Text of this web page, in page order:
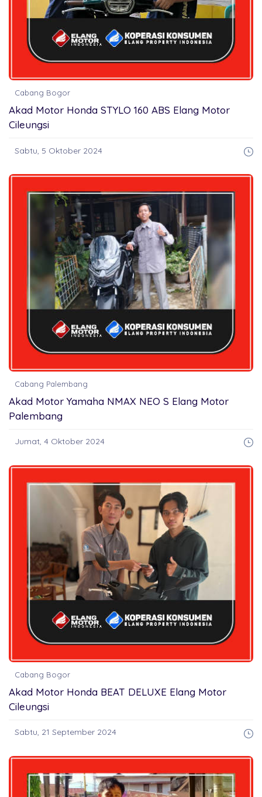
Cabang Bogor
Akad Motor Honda STYLO 160 ABS Elang Motor
Cileungsi
Sabtu, 5 Oktober 2024
Cabang Palembang
Akad Motor Yamaha NMAX NEO S Elang Motor
Palembang
Jumat, 4 Oktober 2024
Cabang Bogor
Akad Motor Honda BEAT DELUXE Elang Motor
Cileungsi
Sabtu, 21 September 2024